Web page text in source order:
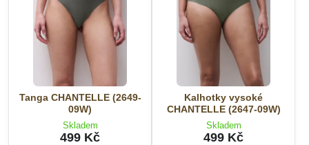
Tanga CHANTELLE (2649-
09W)
Skladem
499 Kč
Kalhotky vysoké
CHANTELLE (2647-09W)
Skladem
499 Kč